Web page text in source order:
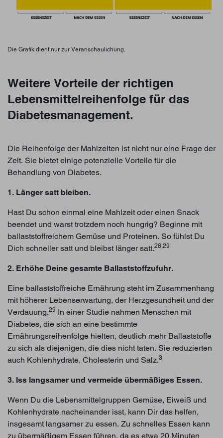
Die Grafik dient nur zur Veranschaulichung.
Weitere Vorteile der richtigen
Lebensmittelreihenfolge für das
Diabetesmanagement.
Die Reihenfolge der Mahlzeiten ist nicht nur eine Frage der
Zeit. Sie bietet einige potenzielle Vorteile für die
Behandlung von Diabetes.
1. Länger satt bleiben.
Hast Du schon einmal eine Mahlzeit oder einen Snack
beendet und warst trotzdem noch hungrig? Beginne mit
ballaststoffreichem Gemüse und Proteinen. So fühlst Du
Dich schneller satt und bleibst länger satt.28,29
2. Erhöhe Deine gesamte Ballaststoffzufuhr.
Eine ballaststoffreiche Ernährung steht im Zusammenhang
mit höherer Lebenserwartung, der Herzgesundheit und der
Verdauung.29 In einer Studie nahmen Menschen mit
Diabetes, die sich an eine bestimmte
Ernährungsreihenfolge hielten, deutlich mehr Ballaststoffe
zu sich als diejenigen, die dies nicht taten. Sie reduzierten
auch Kohlenhydrate, Cholesterin und Salz.3
3. Iss langsamer und vermeide übermäßiges Essen.
Wenn Du die Lebensmittelgruppen Gemüse, Eiweiß und
Kohlenhydrate nacheinander isst, kann Dir das helfen,
insgesamt langsamer zu essen. Zu schnelles Essen kann
zu übermäßigem Essen führen, da es etwa 20 Minuten